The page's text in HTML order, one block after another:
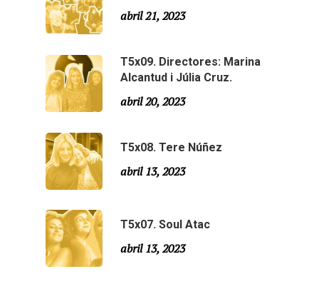
abril 21, 2023
T5x09. Directores: Marina
Alcantud i Júlia Cruz.
abril 20, 2023
T5x08. Tere Núñez
abril 13, 2023
T5x07. Soul Atac
abril 13, 2023